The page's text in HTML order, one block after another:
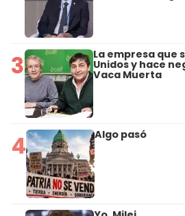
3 La empresa que
Unidos y hace
Vaca Muerta
4 Algo pasó